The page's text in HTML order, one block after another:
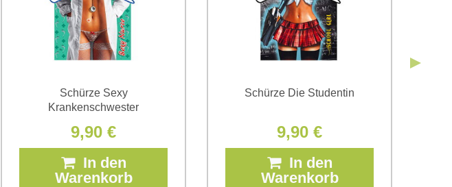
Schürze Sexy
Krankenschwester
9,90 €
In den
Warenkorb
Schürze Die Studentin
9,90 €
In den
Warenkorb